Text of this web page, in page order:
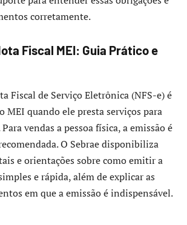
corretamente.
Fiscal MEI: Guia Prático e
Fiscal de Serviço Eletrônica (NFS-e) é
MEI quando ele presta serviços para
vendas a pessoa física, a emissão é
O Sebrae disponibiliza
e orientações sobre como emitir a
e rápida, além de explicar as
em que a emissão é indispensável.